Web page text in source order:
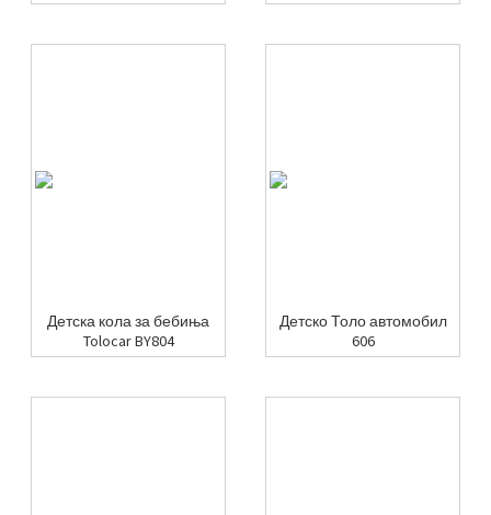
Детска кола за бебиња
Tolocar BY804
Детско Толо автомобил
606